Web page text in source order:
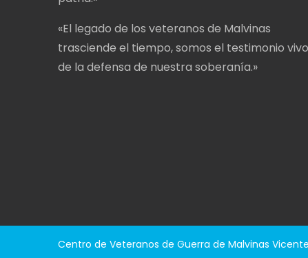
«El legado de los veteranos de Malvinas
trasciende el tiempo, somos el testimonio vivo
de la defensa de nuestra soberanía.»
Centro de Veteranos de Guerra de Malvinas